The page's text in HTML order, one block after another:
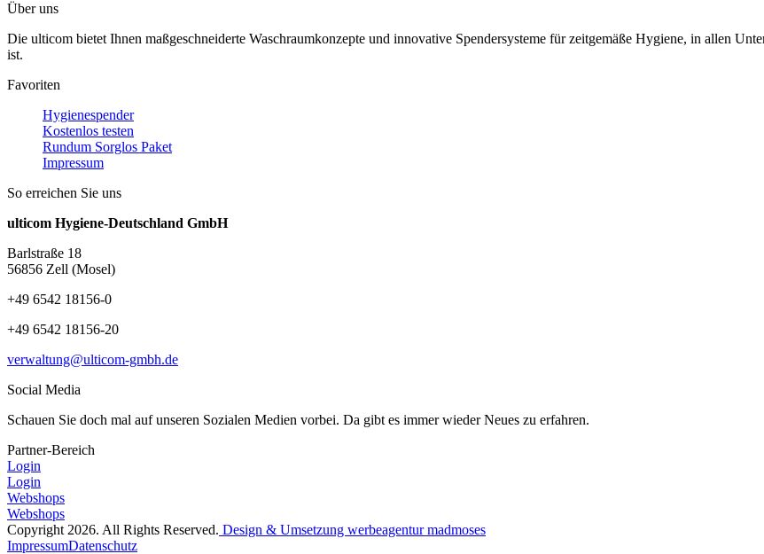
Über uns
Die ulticom bietet Ihnen maßgeschneiderte Waschraumkonzepte und innovative Spendersysteme für zeitgemäße Hygiene, in allen
ist.
Favoriten
Hygienespender
Kostenlos testen
Rundum Sorglos Paket
Impressum
So erreichen Sie uns
ulticom Hygiene-Deutschland GmbH
Barlstraße 18
56856 Zell (Mosel)
+49 6542 18156-0
+49 6542 18156-20
verwaltung@ulticom-gmbh.de
Social Media
Schauen Sie doch mal auf unseren Sozialen Medien vorbei. Da gibt es immer wieder Neues zu erfahren.
Partner-Bereich
Login
Login
Webshops
Webshops
Copyright 2026. All Rights Reserved. Design & Umsetzung werbeagentur madmoses
ImpressumDatenschutz